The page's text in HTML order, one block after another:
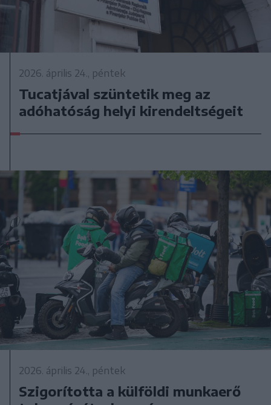
2026. április 24., péntek
Tucatjával szüntetik meg az
adóhatóság helyi kirendeltségeit
2026. április 24., péntek
Szigorította a külföldi munkaerő